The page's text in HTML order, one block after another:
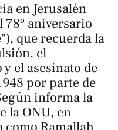
en Jerusalén
aniversario
que recuerda la
el
el asesinato de
por parte de
informa la
la ONU, en